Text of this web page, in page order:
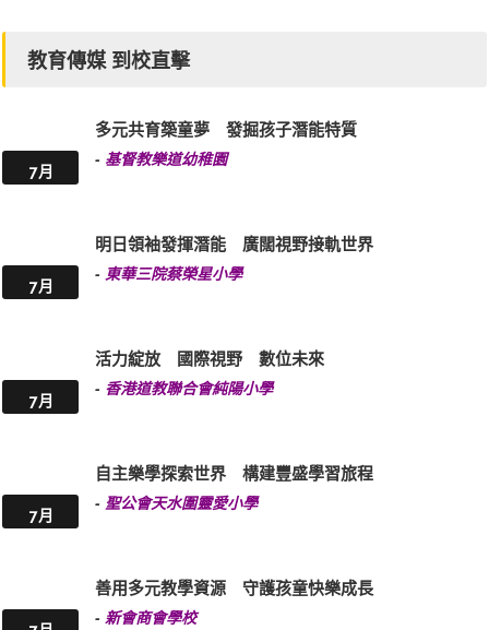
教育傳媒 到校直擊
7月
多元共育築童夢 發掘孩子潛能特質
- 基督教樂道幼稚園
7月
明日領袖發揮潛能 廣闊視野接軌世界
- 東華三院蔡榮星小學
7月
活力綻放 國際視野 數位未來
- 香港道教聯合會純陽小學
7月
自主樂學探索世界 構建豐盛學習旅程
- 聖公會天水圍靈愛小學
善用多元教學資源 守護孩童快樂成長
- 新會商會學校